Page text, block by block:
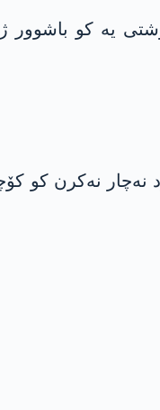
یە کو باشوور
نەچار نەکرن کو